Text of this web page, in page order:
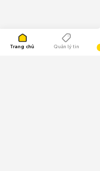
Trang chủ Quản lý tin